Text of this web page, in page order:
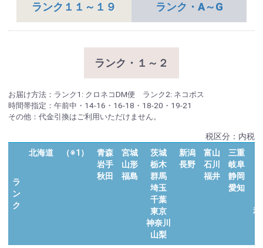
ランク１１～１９ ランク・A～G
ランク・１～２
お届け方法：ランク1: クロネコDM便 ランク2: ネコポス
時間帯指定：午前中・14-16・16-18・18-20・19-21
その他：代金引換はご利用いただけません。
税区分：内税
ラ
ン
ク
北海道 （※1）
青森
岩手
秋田
宮城
山形
福島
茨城
栃木
群馬
埼玉
千葉
東京
神奈川
山梨
新潟
長野
富山
石川
福井
三重
岐阜
静岡
愛知
和